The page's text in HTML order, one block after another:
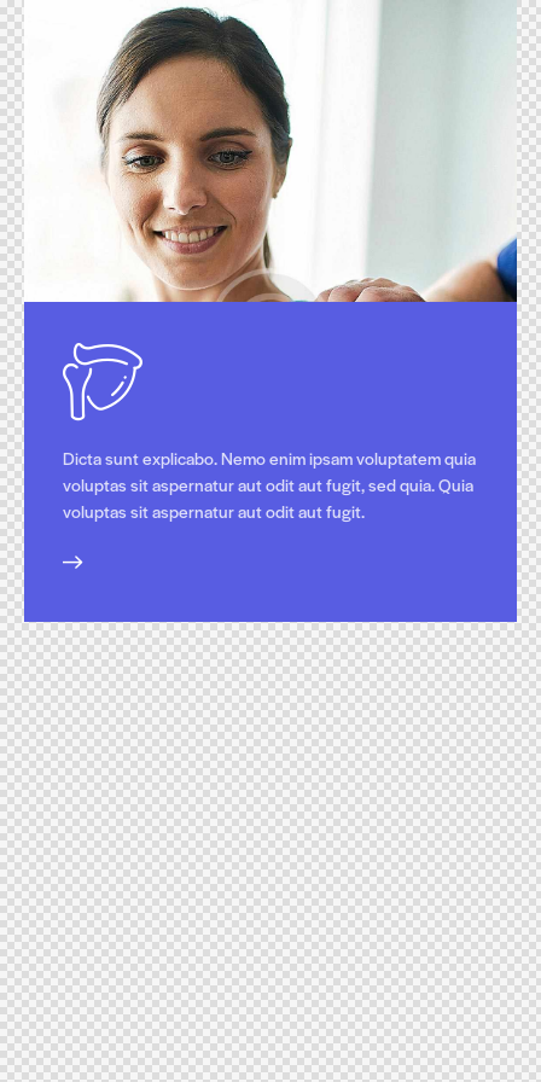
Dicta sunt explicabo. Nemo enim ipsam voluptatem quia
voluptas sit aspernatur aut odit aut fugit, sed quia. Quia
voluptas sit aspernatur aut odit aut fugit.